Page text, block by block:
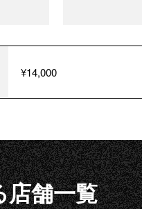
¥14,000
舗一覧